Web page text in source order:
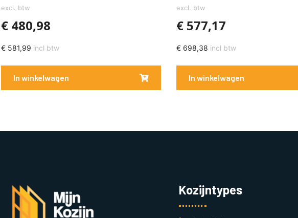
excl. btw
€ 480,98
€ 581,99 incl btw
In winkelwagen
excl. btw
€577,17
€698,38 incl btw
In winkelwagen
Kozijntypes